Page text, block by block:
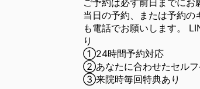
ご予約は必ず前日までにお
当日の予約、または予約の
も電話でお願いします。
り
①24時間予約対応
②あなたに合わせたセルフ
③来院時毎回特典あり